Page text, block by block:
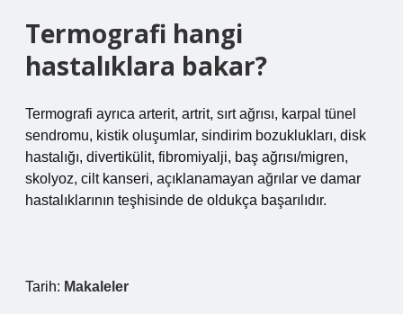
Termografi hangi
hastalıklara bakar?
Termografi ayrıca arterit, artrit, sırt ağrısı, karpal tünel
sendromu, kistik oluşumlar, sindirim bozuklukları, disk
hastalığı, divertikülit, fibromiyalji, baş ağrısı/migren,
skolyoz, cilt kanseri, açıklanamayan ağrılar ve damar
hastalıklarının teşhisinde de oldukça başarılıdır.
Tarih: Makaleler